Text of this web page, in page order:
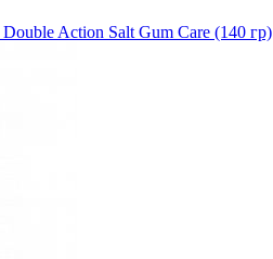
Action Salt Gum Care (140 гр)